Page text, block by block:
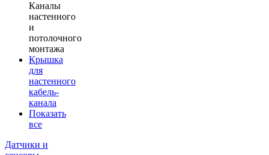
Каналы
настенного
и
потолочного
монтажа
Крышка
для
настенного
кабель-
канала
Показать
все
Датчики и